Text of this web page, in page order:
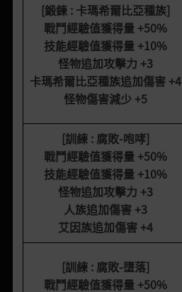
[鍛鍊 : 卡瑪希爾比亞種族]
戰鬥經驗值獲得量+50%
技能經驗值獲得量+10%
怪物追加攻擊力 +3
卡瑪希爾比亞種族追加傷害+4
怪物傷害減少+5
[訓練 : 腐敗-咆哮]
戰鬥經驗值獲得量 +50%
技能經驗值獲得量 +10%
怪物追加攻擊力 +3
人族追加傷害 +3
艾因族追加傷害 +4
[訓練 : 腐敗-墮落]
戰鬥經驗值獲得量+50%